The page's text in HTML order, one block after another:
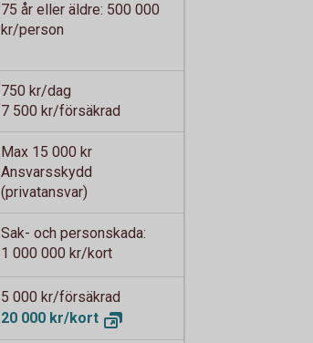
75 år eller äldre: 500 000
kr/person
750 kr/dag
7 500 kr/försäkrad
Max 15 000 kr
Ansvarsskydd
(privatansvar)
Sak- och personskada:
1 000 000 kr/kort
5 000 kr/försäkrad
20 000 kr/kort